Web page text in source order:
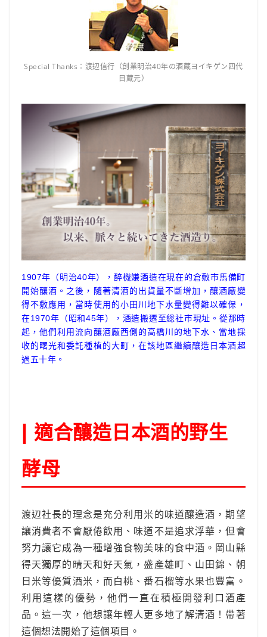
Special Thanks：渡辺信行（創業明治40年の酒蔵ヨイキゲン四代
目蔵元）
1907年（明治40年），醉機嫌酒造在現在的倉敷市馬備町
開始釀酒。之後，隨著清酒的出貨量不斷增加，釀酒廠變
得不敷應用，當時使用的小田川地下水量變得難以確保，
在1970年（昭和45年），酒造搬遷至総社市現址。從那時
起，他們利用流向釀酒廠西側的高橋川的地下水、當地採
收的曙光和委託種植的大町，在該地區繼續釀造日本酒超
過五十年。
| 適合釀造日本酒的野生
酵母
渡辺社長的理念是充分利用米的味道釀造酒，期望
讓消費者不會厭倦飲用、味道不是追求浮華，但會
努力讓它成為一種增強食物美味的食中酒。岡山縣
得天獨厚的晴天和好天氣，盛產雄町、山田錦、朝
日米等優質酒米，而白桃、番石榴等水果也豐富。
利用這樣的優勢，他們一直在積極開發利口酒產
品。這一次，他想讓年輕人更多地了解清酒！帶著
這個想法開始了這個項目。